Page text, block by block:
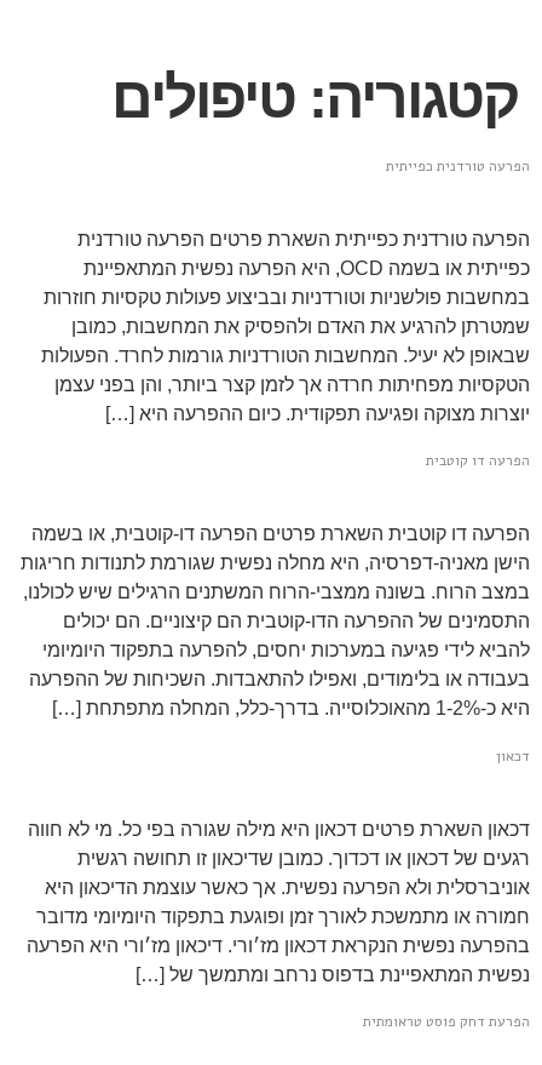
קטגוריה: טיפולים
הפרעה טורדנית כפייתית
הפרעה טורדנית כפייתית השארת פרטים הפרעה טורדנית
כפייתית או בשמה OCD, היא הפרעה נפשית המתאפיינת
במחשבות פולשניות וטורדניות ובביצוע פעולות טקסיות חוזרות
שמטרתן להרגיע את האדם ולהפסיק את המחשבות, כמובן
שבאופן לא יעיל. המחשבות הטורדניות גורמות לחרד. הפעולות
הטקסיות מפחיתות חרדה אך לזמן קצר ביותר, והן בפני עצמן
יוצרות מצוקה ופגיעה תפקודית. כיום ההפרעה היא […]
הפרעה דו קוטבית
הפרעה דו קוטבית השארת פרטים הפרעה דו-קוטבית, או בשמה
הישן מאניה-דפרסיה, היא מחלה נפשית שגורמת לתנודות חריגות
במצב הרוח. בשונה ממצבי-הרוח המשתנים הרגילים שיש לכולנו,
התסמינים של ההפרעה הדו-קוטבית הם קיצוניים. הם יכולים
להביא לידי פגיעה במערכות יחסים, להפרעה בתפקוד היומיומי
בעבודה או בלימודים, ואפילו להתאבדות. השכיחות של ההפרעה
היא כ-1-2% מהאוכלוסייה. בדרך-כלל, המחלה מתפתחת […]
דכאון
דכאון השארת פרטים דכאון היא מילה שגורה בפי כל. מי לא חווה
רגעים של דכאון או דכדוך. כמובן שדיכאון זו תחושה רגשית
אוניברסלית ולא הפרעה נפשית. אך כאשר עוצמת הדיכאון היא
חמורה או מתמשכת לאורך זמן ופוגעת בתפקוד היומיומי מדובר
בהפרעה נפשית הנקראת דכאון מז׳ורי. דיכאון מז׳ורי היא הפרעה
נפשית המתאפיינת בדפוס נרחב ומתמשך של […]
הפרעת דחק פוסט טראומתית